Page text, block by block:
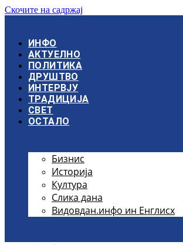
Скочите на садржај
ИНФО
АКТУЕЛНО
ПОЛИТИКА
ДРУШТВО
ИНТЕРВЈУ
ТРАДИЦИЈА
СВЕТ
ОСТАЛО
Бизнис
Историја
Култура
Слика дана
Видовдан.инфо ин Енглисх